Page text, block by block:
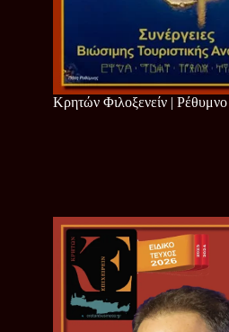
Κρητών Φιλοξενείν | Ρέθυμνο